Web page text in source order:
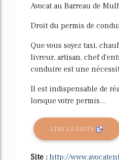
Avocat au Barreau de
Droit du permis de
Que vous soyez taxi,
livreur, artisan, chef
conduire est une
Il est indispensable de
lorsque votre permis...
LIRE LA SUITE
Site : http://